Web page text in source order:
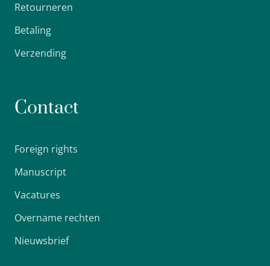
Retourneren
Betaling
Verzending
Contact
Foreign rights
Manuscript
Vacatures
Overname rechten
Nieuwsbrief